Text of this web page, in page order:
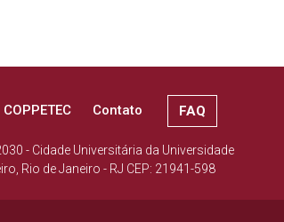
COPPETEC Contato FAQ
- Cidade Universitária da Universidade
Rio de Janeiro - RJ CEP: 21941-598